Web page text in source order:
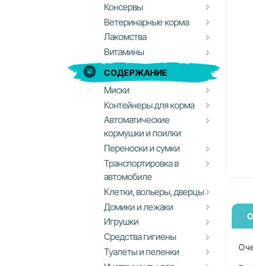
Консервы
Ветеринарные корма
Лакомства
Витамины
СОДЕРЖАНИЕ
Миски
Контейнеры для корма
Автоматические
кормушки и поилки
Переноски и сумки
Транспортировка в
автомобиле
Клетки, вольеры, дверцы
Домики и лежаки
Игрушки
Средства гигиены
Туалеты и пеленки